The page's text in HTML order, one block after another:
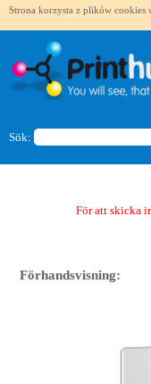
Strona korzysta z plików cookies
Sök:
För att skicka
Förhandsvisning: